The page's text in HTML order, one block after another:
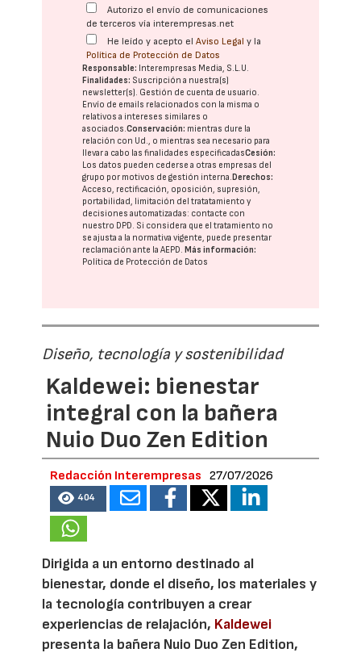
Autorizo el envío de comunicaciones
de terceros vía interempresas.net
He leído y acepto elAviso Legal y la
Política de Protección de Datos
Responsable: Interempresas Media, S.L.U.
Finalidades: Suscripción a nuestra(s)
newsletter(s). Gestión de cuenta de usuario.
Envío de emails relacionados con la misma o
relativos a intereses similares o
asociados.Conservación: mientras dure la
relación con Ud., o mientras sea necesario para
llevar a cabo las finalidades especificadasCesión:
Los datos pueden cederse a otras empresas del
grupo por motivos de gestión interna. Derechos:
Acceso, rectificación, oposición, supresión,
portabilidad, limitación del tratatamiento y
decisiones automatizadas: contacte con
nuestro DPD. Si considera que el tratamiento no
se ajusta a la normativa vigente, puede presentar
reclamación ante laAEPD. Más información:
Política de Protección de Datos
Diseño, tecnología y sostenibilidad
Kaldewei: bienestar
integral con la bañera
Nuio Duo Zen Edition
Redacción Interempresas 27/07/2026
404
Dirigida a un entorno destinado al
bienestar, donde el diseño, los materiales y
la tecnología contribuyen a crear
experiencias de relajación, Kaldewei
presenta la bañera Nuio Duo Zen Edition,